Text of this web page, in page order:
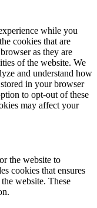
while you
cookies that are
as they are
of the website. We
and understand how
in your browser
to opt-out of these
may affect your
the website to
cookies that ensures
website. These